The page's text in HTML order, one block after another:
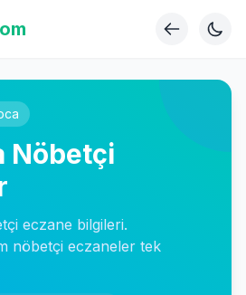
Nöbetçi
eczane bilgileri.
nöbetçi eczaneler tek